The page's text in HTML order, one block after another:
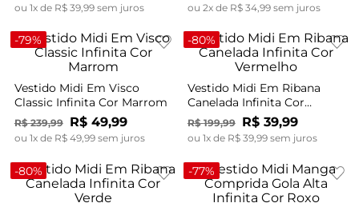
ou 1x de R$ 39, 99sem juros ou 2x de R$ 34, 99sem juros
-79%
Vestido Midi Em Visco
Classic Infinita Cor Marrom
R$ 239,99 R$ 49,99
ou 1x de R$ 49,99sem juros
-80%
Vestido Midi Em Ribana
Canelada Infinita Cor
Vermelho
R$ 199,99 R$ 39,99
ou 1x de R$ 39,99sem juros
-80% -77%